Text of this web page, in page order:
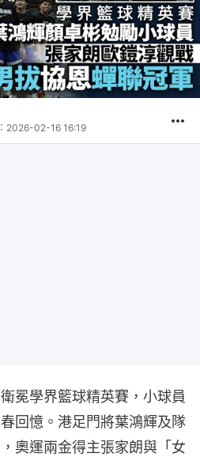
2026-02-16 16:19
冕學界籃球精英賽，小球員
回憶。港足門將葉鴻輝及隊
奧運兩金得主張家朗與「女